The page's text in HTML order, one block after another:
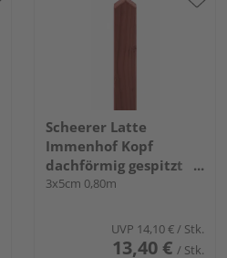
Scheerer Latte
Immenhof Kopf
dachförmig gespitzt
transparent lasiert -
3x5cm 0,80m
UVP 14,10 €/ Stk.
13,40 € / Stk.